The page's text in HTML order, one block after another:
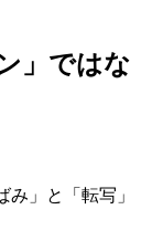
」ではな
」と「転写」